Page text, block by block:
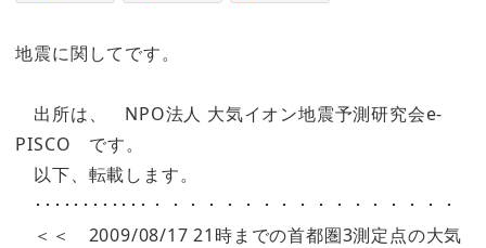
地震に関してです。
出所は、 NPO法人 大気イオン地震予測研究会e-
PISCO です。
以下、転載します。
････････････・・・・・・・・・・・・・・・・・
＜＜ 2009/08/17 21時までの首都圏3測定点の大気